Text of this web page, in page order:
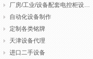
厂房/工业/设备配套电控柜设计制作调试
自动化设备制作
定制各类铭牌
天津设备代理
进口二手设备